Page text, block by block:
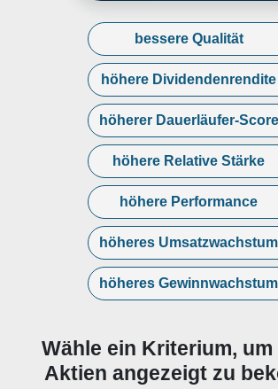
bessere Qualität
höhere Dividendenrendite
höherer Dauerläufer-Score
höhere Relative Stärke
höhere Performance
höheres Umsatzwachstum
höheres Gewinnwachstum
Wähle ein Kriterium, um
Aktien angezeigt zu